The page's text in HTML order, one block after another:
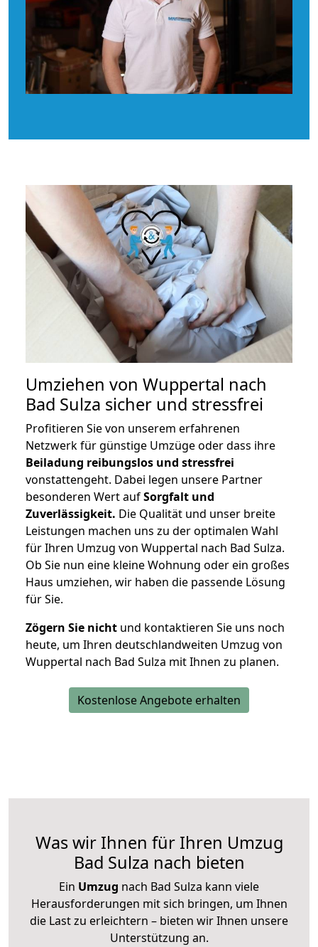
Umziehen von Wuppertal nach
Bad Sulza sicher und stressfrei
Profitieren Sie von unserem erfahrenen
Netzwerk für günstige Umzüge oder dass ihre
Beiladung reibungslos und stressfrei
vonstattengeht. Dabei legen unsere Partner
besonderen Wert aufSorgfalt und
Zuverlässigkeit. Die Qualität und unser breite
Leistungen machen uns zu der optimalen Wahl
für Ihren Umzug von Wuppertal nach Bad Sulza.
Ob Sie nun eine kleine Wohnung oder ein großes
Haus umziehen, wir haben die passende Lösung
für Sie.
Zögern Sie nicht und kontaktieren Sie uns noch
heute, um Ihren deutschlandweiten Umzug von
Wuppertal nach Bad Sulza mit Ihnen zu planen.
Kostenlose Angebote erhalten
Was wir Ihnen für Ihren Umzug
Bad Sulza nach bieten
Ein Umzug nach Bad Sulza kann viele
Herausforderungen mit sich bringen, um Ihnen
die Last zu erleichtern – bieten wir Ihnen unsere
Unterstützung an.